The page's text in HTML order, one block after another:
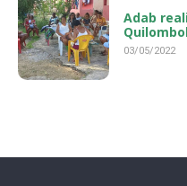
Adab
03/05/2022